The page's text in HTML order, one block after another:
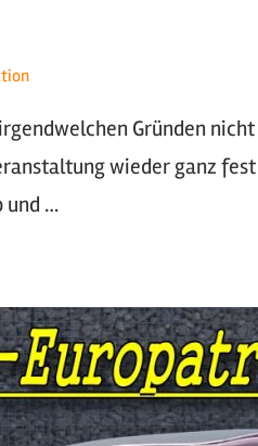
Gründen
wieder ganz
und …